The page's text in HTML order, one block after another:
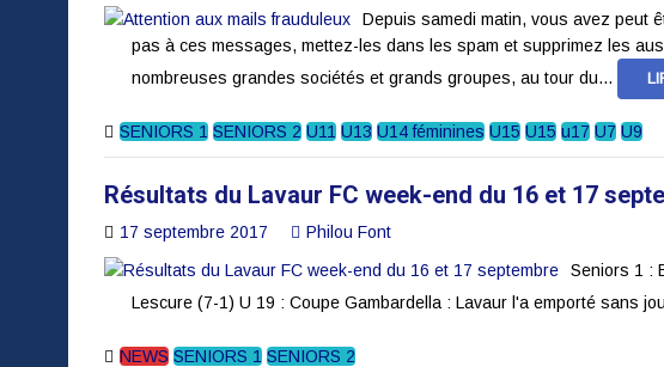
Depuis samedi matin, vous avez peut
pas à ces messages, mettez-les dans les spam et supprimez les
nombreuses grandes sociétés et grands groupes, au tour du...
SENIORS 1 SENIORS 2 U11 U13 U14 féminines U15 U15 u17 U7 U9
Résultats du Lavaur FC week-end du 16 et 17
17 septembre 2017
Philou Font
Seniors 1 :
Lescure (7-1) U 19 : Coupe Gambardella : Lavaur l'a emporté sans
NEWS SENIORS 1 SENIORS 2